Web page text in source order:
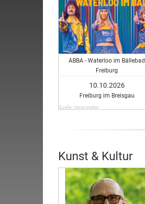
ABBA - Waterloo im Bällebad
Freiburg
10.10.2026
Freiburg im Breisgau
Quelle: Veranstalter
Kunst & Kultur